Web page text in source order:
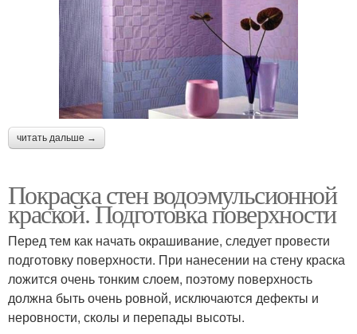
читать дальше →
Покраска стен водоэмульсионной
краской. Подготовка поверхности
Перед тем как начать окрашивание, следует провести
подготовку поверхности. При нанесении на стену краска
ложится очень тонким слоем, поэтому поверхность
должна быть очень ровной, исключаются дефекты и
неровности, сколы и перепады высоты.